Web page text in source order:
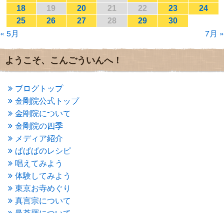
2017年1月(2)
2016年12月(4)
2016年11月(3)
2016年10月
2016年8月
2016年7月
(3)
2016年5月(3)
2016年4月
(4)
2016年3月 (4)
2016年2月 (5)
2016年1月(3)
2015年12月(6)
2015年11月 (4)
2015年10月
(4)
2015年9月(3)
2015年8月(4)
2015年7月(4)
2015年6月(3)
18 19 20 21 22 23
24
25
26 27 28 29 30
« 5月 7月 »
ようこそ、こんごういんへ！
ブログトップ
金剛院公式トップ
金剛院について
金剛院の四季
メディア紹介
ぱぱぱのレシピ
唱えてみよう
体験してみよう
東京お寺めぐり
真言宗について